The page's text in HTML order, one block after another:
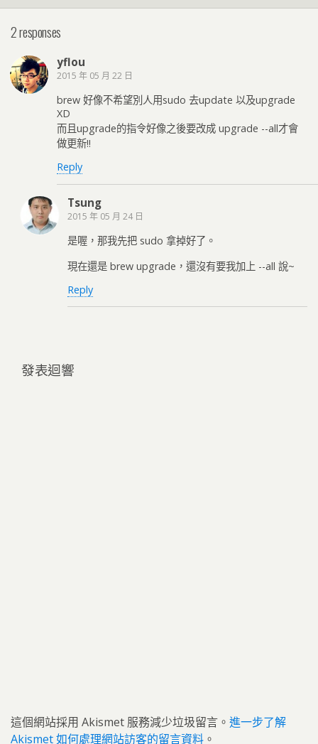
2 responses
yflou
2015 年 05 月 22 日
brew 好像不希望別人用sudo 去update 以及upgrade
XD
而且upgrade的指令好像之後要改成 upgrade --all才會
做更新!!
Reply
Tsung
2015 年 05 月 24 日
是喔，那我先把 sudo 拿掉好了。
現在還是 brew upgrade，還沒有要我加上 --all 說~
Reply
發表迴響
這個網站採用 Akismet 服務減少垃圾留言。 進一步了解
Akismet 如何處理網站訪客的留言資料 。